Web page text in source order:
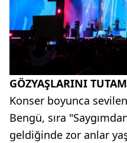
GÖZYAŞLARINI
Konser boyunca
Bengü, sıra
geldiğinde zor anlar